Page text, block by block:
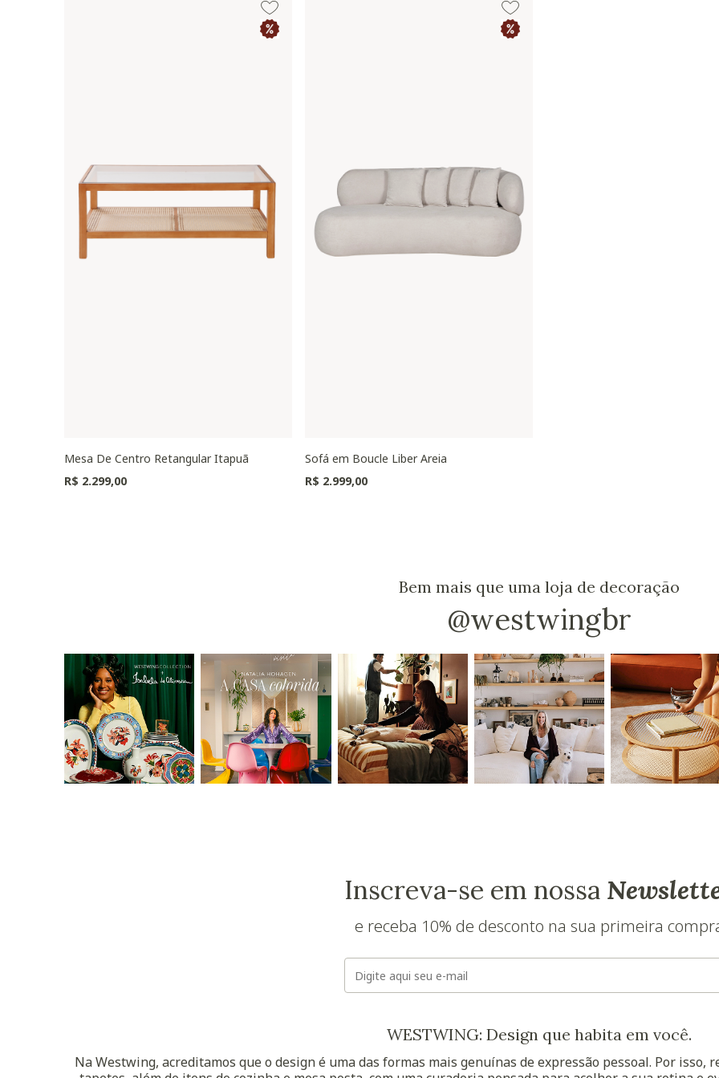
Mesa De Centro Retangular Itapuã
R$ 2.299,00
Sofá em Boucle Liber Areia
R$ 2.999,00
Bem mais que uma loja de decoração
@westwingbr
Inscreva-se em nossa
e receba 10% de desconto na sua primeira
WESTWING: Design que habita em você.
Na Westwing, acreditamos que o design é uma das formas mais genuínas de expressão pessoal. Por isso,